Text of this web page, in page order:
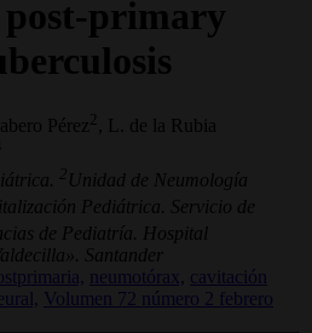
post-primary
Pérez
, L. de la Rubia
2 Unidad de Neumología
Pediátrica. Servicio de
de Pediatría. Hospital
Santander
neumotórax,
cavitación
Volumen 72 número 2 febrero